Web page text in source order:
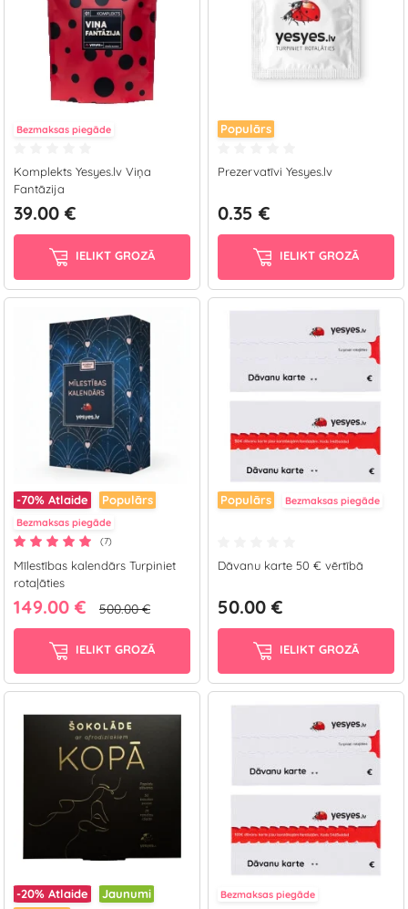
Bezmaksas piegāde
Komplekts Yesyes.lv Viņa
Fantāzija
39.00 €
IELIKT GROZĀ
Populārs
Prezervatīvi Yesyes.lv
0.35 €
IELIKT GROZĀ
-70% Atlaide Populārs
Bezmaksas piegāde
(7)
Mīlestības kalendārs Turpiniet
rotaļāties
149.00 € 500.00 €
IELIKT GROZĀ
Populārs Bezmaksas piegāde
Dāvanu karte 50 € vērtībā
50.00 €
IELIKT GROZĀ
-20% Atlaide
Jaunumi
Bezmaksas piegāde